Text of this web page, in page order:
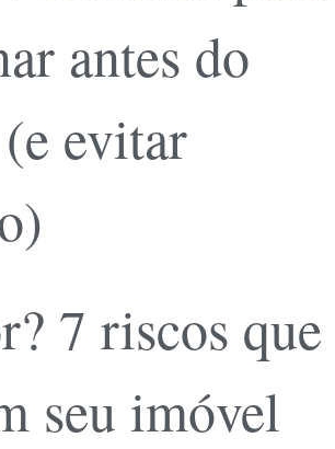
antes do
evitar
7 riscos que
seu imóvel